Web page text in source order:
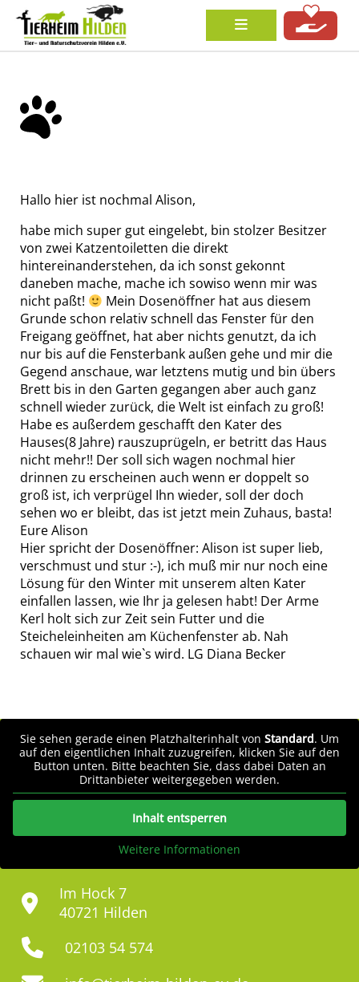
Hallo hier ist nochmal Alison,
habe mich super gut eingelebt, bin stolzer Besitzer
von zwei Katzentoiletten die direkt
hintereinanderstehen, da ich sonst gekonnt
daneben mache, mache ich sowiso wenn mir was
nicht paßt!
Mein Dosenöffner hat aus diesem
Grunde schon relativ schnell das Fenster für den
Freigang geöffnet, hat aber nichts genutzt, da ich
nur bis auf die Fensterbank außen gehe und mir die
Gegend anschaue, war letztens mutig und bin übers
Brett bis in den Garten gegangen aber auch ganz
schnell wieder zurück, die Welt ist einfach zu groß!
Habe es außerdem geschafft den Kater des
Hauses(8 Jahre) rauszuprügeln, er betritt das Haus
nicht mehr!! Der soll sich wagen nochmal hier
drinnen zu erscheinen auch wenn er doppelt so
groß ist, ich verprügel Ihn wieder, soll der doch
sehen wo er bleibt, das ist jetzt mein Zuhaus, basta!
Eure Alison
Hier spricht der Dosenöffner: Alison ist super lieb,
verschmust und stur :-), ich muß mir nur noch eine
Lösung für den Winter mit unserem alten Kater
einfallen lassen, wie Ihr ja gelesen habt! Der Arme
Kerl holt sich zur Zeit sein Futter und die
Steicheleinheiten am Küchenfenster ab. Nah
schauen wir mal wie`s wird. LG Diana Becker
Sie sehen gerade einen Platzhalterinhalt von Standard. Um
auf den eigentlichen Inhalt zuzugreifen, klicken Sie auf den
Button unten. Bitte beachten Sie, dass dabei Daten an
Drittanbieter weitergegeben werden.
Inhalt entsperren
Weitere Informationen
Im Hock 7
40721 Hilden
02103 54 574